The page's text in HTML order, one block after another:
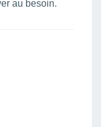
au besoin.